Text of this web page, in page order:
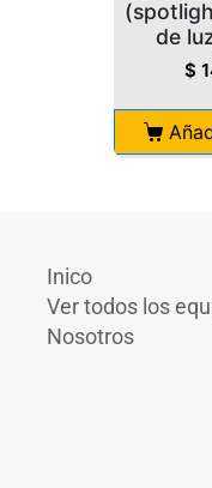
de
$
Inico
Ver todos los
Nosotros